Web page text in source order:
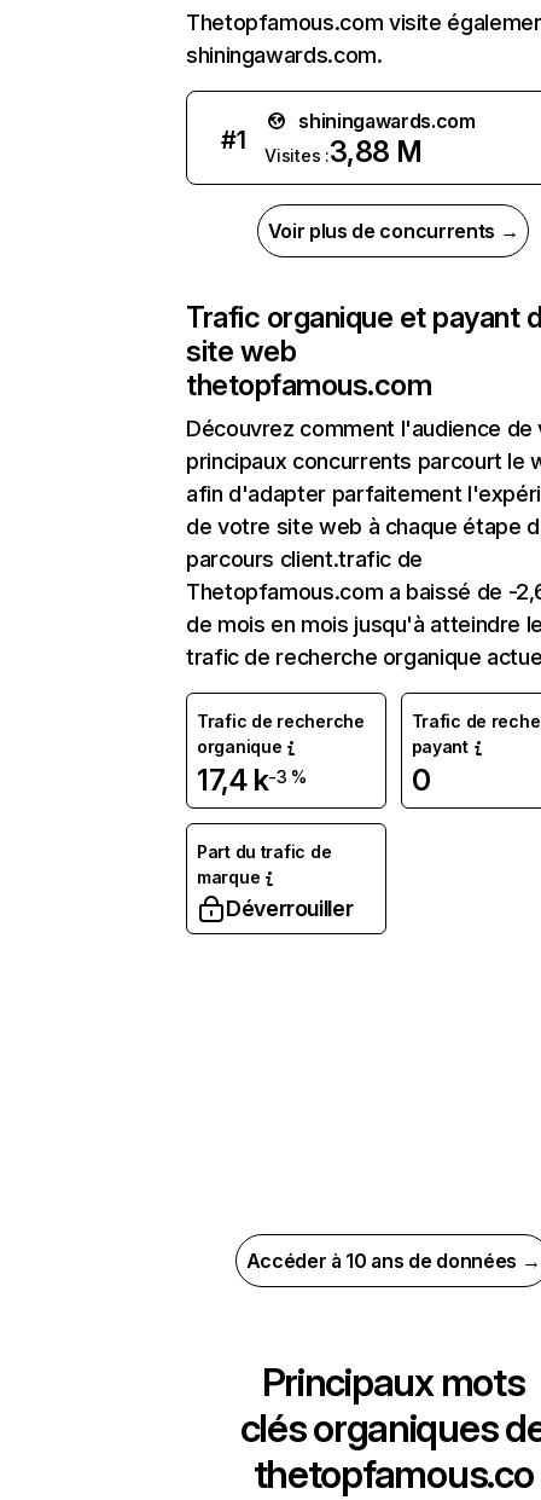
Thetopfamous.com visite
shiningawards.com.
#1
shiningawards.com
Visites :3,88 M
Voir plus de concurrents →
Trafic organique et payant
site web
thetopfamous.com
Découvrez comment l'audience de
principaux concurrents parcourt le
afin d'adapter parfaitement
de votre site web à chaque étape
parcours client.trafic de
Thetopfamous.com a baissé de -
de mois en mois jusqu'à atteindre
trafic de recherche organique
Trafic de recherche
organique
17,4 k-3 %
Trafic de
payant
0
Part du trafic de
marque
Déverrouiller
Accéder à 10 ans de données →
Principaux mots
clés organiques
thetopfamous.co